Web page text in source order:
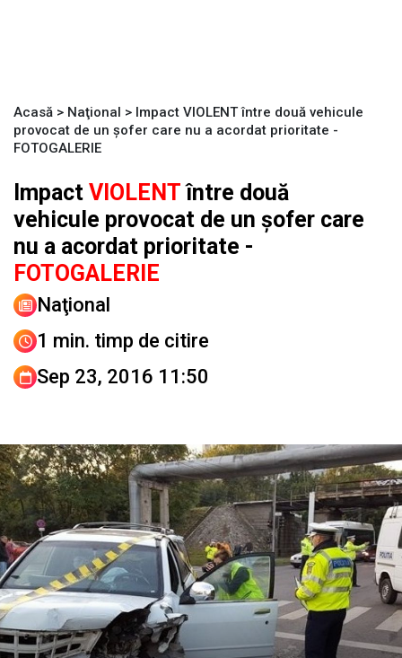
Acasă > Naţional > Impact VIOLENT între două vehicule
provocat de un șofer care nu a acordat prioritate -
FOTOGALERIE
Impact VIOLENTîntre două
vehicule provocat de un șofer care
nu a acordat prioritate -
FOTOGALERIE
Naţional
1 min. timp de citire
Sep 23, 2016 11:50